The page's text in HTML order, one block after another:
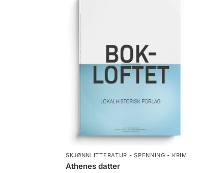
SKJØNNLITTERATUR - SPENNING - KRIM
Athenes datter